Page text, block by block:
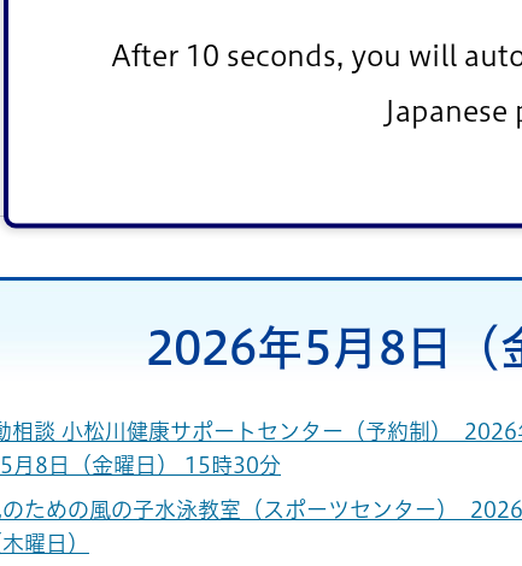
After 10 seconds, you will
Japanese
2026年5月8日（
相談 小松川健康サポートセンター（予約制） 2026
月8日（金曜日） 15時30分
ための風の子水泳教室（スポーツセンター）
曜日）